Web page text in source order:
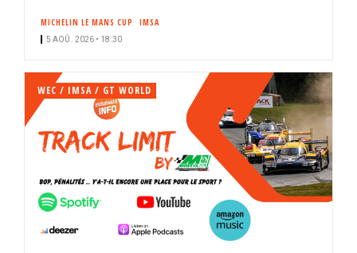
MICHELIN LE MANS CUP IMSA
5 AOÛ. 2026 • 18:30
WEC / IMSA / GT WORLD